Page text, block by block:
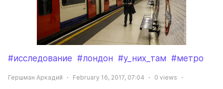
#исследование #лондон #у_них_там #метро
Гершман Аркадий February 16, 2017, 07:04 0 views